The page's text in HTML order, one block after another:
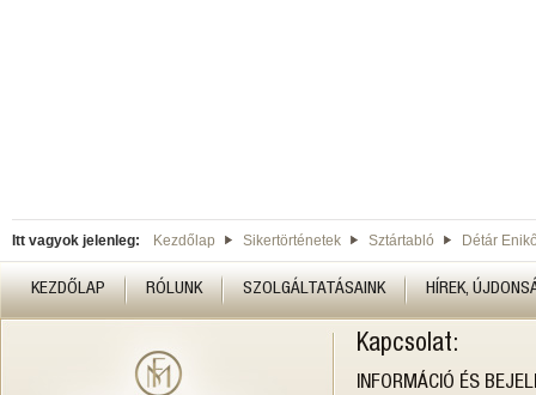
Itt vagyok jelenleg: Kezdőlap Sikertörténetek Sztártabló Détár
KEZDŐLAP RÓLUNK SZOLGÁLTATÁSAINK HÍREK,
Kapcsolat:
INFORMÁCIÓ ÉS